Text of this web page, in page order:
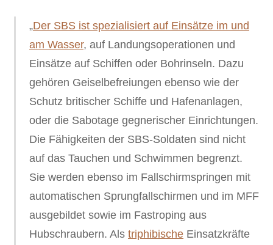
„Der SBS ist spezialisiert auf Einsätze im und
am Wasser, auf Landungsoperationen und
Einsätze auf Schiffen oder Bohrinseln. Dazu
gehören Geiselbefreiungen ebenso wie der
Schutz britischer Schiffe und Hafenanlagen,
oder die Sabotage gegnerischer Einrichtungen.
Die Fähigkeiten der SBS-Soldaten sind nicht
auf das Tauchen und Schwimmen begrenzt.
Sie werden ebenso im Fallschirmspringen mit
automatischen Sprungfallschirmen und im MFF
ausgebildet sowie im Fastroping aus
Hubschraubern. Als triphibische Einsatzkräfte